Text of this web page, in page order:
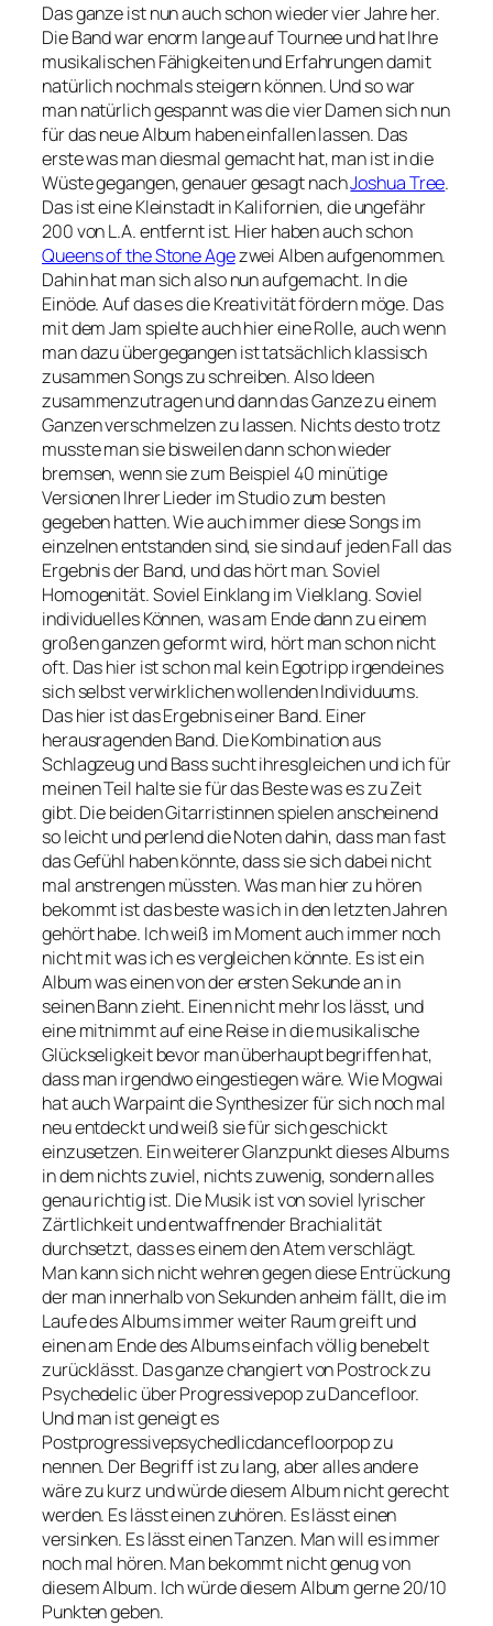
Das ganze ist nun auch schon wieder vier Jahre her.
Die Band war enorm lange auf Tournee und hat Ihre
musikalischen Fähigkeiten und Erfahrungen damit
natürlich nochmals steigern können. Und so war
man natürlich gespannt was die vier Damen sich nun
für das neue Album haben einfallen lassen. Das
erste was man diesmal gemacht hat, man ist in die
Wüste gegangen, genauer gesagt nachJoshua Tree.
Das ist eine Kleinstadt in Kalifornien, die ungefähr
200 von L.A. entfernt ist. Hier haben auch schon
Queens of the Stone Agezwei Alben aufgenommen.
Dahin hat man sich also nun aufgemacht. In die
Einöde. Auf das es die Kreativität fördern möge. Das
mit dem Jam spielte auch hier eine Rolle, auch wenn
man dazu übergegangen ist tatsächlich klassisch
zusammen Songs zu schreiben. Also Ideen
zusammenzutragen und dann das Ganze zu einem
Ganzen verschmelzen zu lassen. Nichts desto trotz
musste man sie bisweilen dann schon wieder
bremsen, wenn sie zum Beispiel 40 minütige
Versionen Ihrer Lieder im Studio zum besten
gegeben hatten. Wie auch immer diese Songs im
einzelnen entstanden sind, sie sind auf jeden Fall das
Ergebnis der Band, und das hört man. Soviel
Homogenität. Soviel Einklang im Vielklang. Soviel
individuelles Können, was am Ende dann zu einem
großen ganzen geformt wird, hört man schon nicht
oft. Das hier ist schon mal kein Egotripp irgendeines
sich selbst verwirklichen wollenden Individuums.
Das hier ist das Ergebnis einer Band. Einer
herausragenden Band. Die Kombination aus
Schlagzeug und Bass sucht ihresgleichen und ich für
meinen Teil halte sie für das Beste was es zu Zeit
gibt. Die beiden Gitarristinnen spielen anscheinend
so leicht und perlend die Noten dahin, dass man fast
das Gefühl haben könnte, dass sie sich dabei nicht
mal anstrengen müssten. Was man hier zu hören
bekommt ist das beste was ich in den letzten Jahren
gehört habe. Ich weiß im Moment auch immer noch
nicht mit was ich es vergleichen könnte. Es ist ein
Album was einen von der ersten Sekunde an in
seinen Bann zieht. Einen nicht mehr los lässt, und
eine mitnimmt auf eine Reise in die musikalische
Glückseligkeit bevor man überhaupt begriffen hat,
dass man irgendwo eingestiegen wäre. Wie Mogwai
hat auch Warpaint die Synthesizer für sich noch mal
neu entdeckt und weiß sie für sich geschickt
einzusetzen. Ein weiterer Glanzpunkt dieses Albums
in dem nichts zuviel, nichts zuwenig, sondern alles
genau richtig ist. Die Musik ist von soviel lyrischer
Zärtlichkeit und entwaffnender Brachialität
durchsetzt, dass es einem den Atem verschlägt.
Man kann sich nicht wehren gegen diese Entrückung
der man innerhalb von Sekunden anheim fällt, die im
Laufe des Albums immer weiter Raum greift und
einen am Ende des Albums einfach völlig benebelt
zurücklässt. Das ganze changiert von Postrock zu
Psychedelic über Progressivepop zu Dancefloor.
Und man ist geneigt es
Postprogressivepsychedlicdancefloorpop zu
nennen. Der Begriff ist zu lang, aber alles andere
wäre zu kurz und würde diesem Album nicht gerecht
werden. Es lässt einen zuhören. Es lässt einen
versinken. Es lässt einen Tanzen. Man will es immer
noch mal hören. Man bekommt nicht genug von
diesem Album. Ich würde diesem Album gerne 20/10
Punkten geben.